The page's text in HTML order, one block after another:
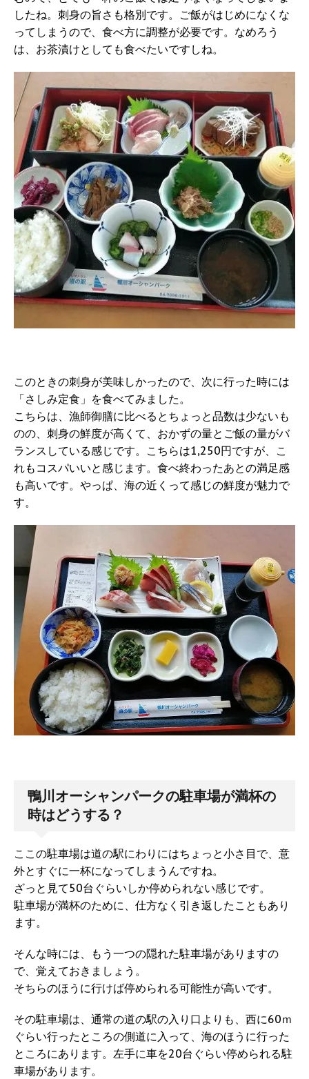
したね。刺身の旨さも格別です。ご飯がはじめになくな
ってしまうので、食べ方に調整が必要です。なめろう
は、お茶漬けとしても食べたいですしね。
このときの刺身が美味しかったので、次に行った時には
「さしみ定食」を食べてみました。
こちらは、漁師御膳に比べるとちょっと品数は少ないも
のの、刺身の鮮度が高くて、おかずの量とご飯の量がバ
ランスしている感じです。こちらは1,250円ですが、こ
れもコスパいいと感じます。食べ終わったあとの満足感
も高いです。やっぱ、海の近くって感じの鮮度が魅力で
す。
鴨川オーシャンパークの駐車場が満杯の
時はどうする？
ここの駐車場は道の駅にわりにはちょっと小さ目で、意
外とすぐに一杯になってしまうんですね。
ざっと見て50台ぐらいしか停められない感じです。
駐車場が満杯のために、仕方なく引き返したこともあり
ます。
そんな時には、もう一つの隠れた駐車場がありますの
で、覚えておきましょう。
そちらのほうに行けば停められる可能性が高いです。
その駐車場は、通常の道の駅の入り口よりも、西に60ｍ
ぐらい行ったところの側道に入って、海のほうに行った
ところにあります。左手に車を20台ぐらい停められる駐
車場があります。